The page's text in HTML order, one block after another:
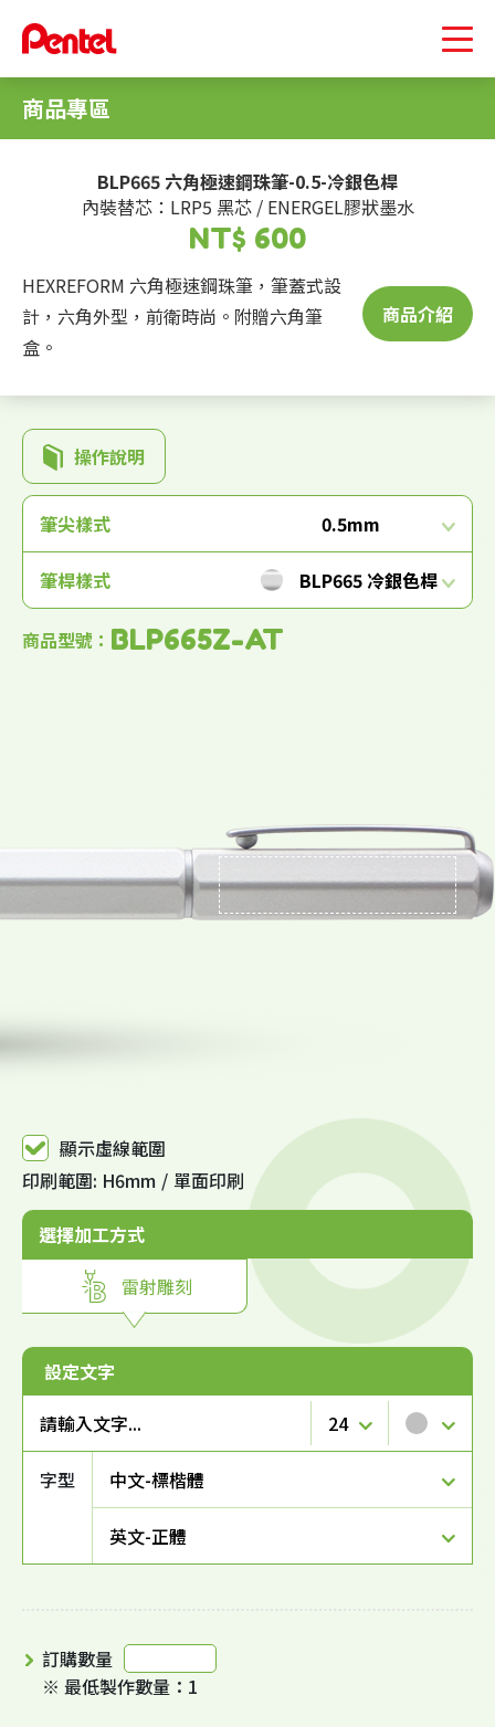
商品專區
BLP665 六角極速鋼珠筆-0.5-冷銀色桿
內裝替芯：LRP5 黑芯 / ENERGEL膠狀墨水
NT$ 600
HEXREFORM 六角極速鋼珠筆，筆蓋式設
計，六角外型，前衛時尚。附贈六角筆
盒。
商品介紹
筆尖樣式 0.5mm
筆桿樣式 BLP665 冷銀色桿
商品型號： BLP665Z-AT
操作說明
選擇加工方式
雷射雕刻
顯示虛線範圍
印刷範圍: H6mm
單面印刷
設定文字
24
銀
字型 中文-標楷體
英文-正體
訂購數量
※ 最低製作數量：1